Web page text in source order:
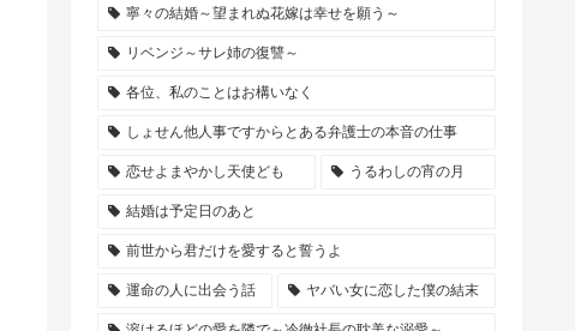
寧々の結婚～望まれぬ花嫁は幸せを願う～
リベンジ～サレ姉の復讐～
各位、私のことはお構いなく
しょせん他人事ですからとある弁護士の本音の仕事
恋せよまやかし天使ども うるわしの宵の月
結婚は予定日のあと
前世から君だけを愛すると誓うよ
運命の人に出会う話 ヤバい女に恋した僕の結末